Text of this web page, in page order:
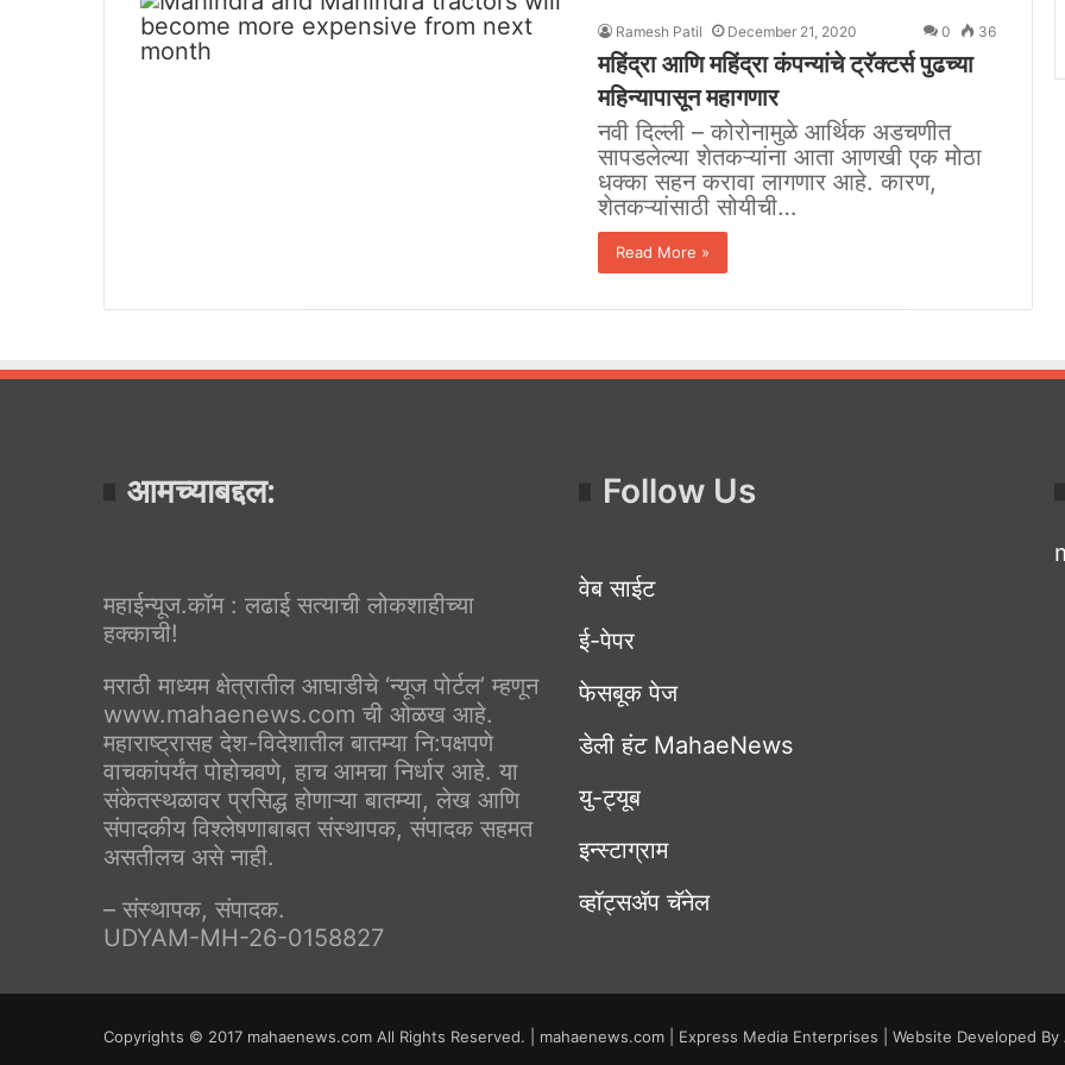
Ramesh Patil December 21, 2020 0 36
महिंद्रा आणि महिंद्रा कंपन्यांचे ट्रॅक्टर्स पुढच्या
महिन्यापासून महागणार
नवी दिल्ली – कोरोनामुळे आर्थिक अडचणीत
सापडलेल्या शेतकऱ्यांना आता आणखी एक मोठा
धक्का सहन करावा लागणार आहे. कारण,
शेतकऱ्यांसाठी सोयीची…
Read More »
आमच्याबद्दल:
महाईन्यूज.कॉम : लढाई सत्याची लोकशाहीच्या
हक्काची!
मराठी माध्यम क्षेत्रातील आघाडीचे ‘न्यूज पोर्टल’ म्हणून
www.mahaenews.com ची ओळख आहे.
महाराष्ट्रासह देश-विदेशातील बातम्या नि:पक्षपणे
वाचकांपर्यंत पोहोचवणे, हाच आमचा निर्धार आहे. या
संकेतस्थळावर प्रसिद्ध होणाऱ्या बातम्या, लेख आणि
संपादकीय विश्लेषणाबाबत संस्थापक, संपादक सहमत
असतीलच असे नाही.
– संस्थापक, संपादक.
UDYAM-MH-26-0158827
Follow Us
वेब साईट
ई-पेपर
फेसबूक पेज
डेली हंट MahaeNews
यु-ट्यूब
इन्स्टाग्राम
व्हॉट्सॲप चॅनेल
Copyrights © 2017 mahaenews.com All Rights Reserved. | mahaenews.com | Express Media Enterprises | Website Developed By